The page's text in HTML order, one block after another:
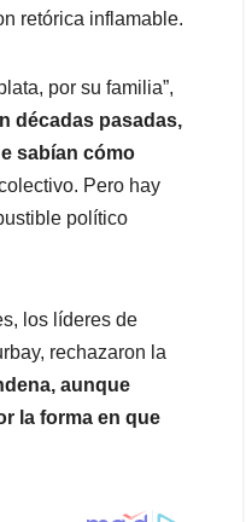
retórica inflamable.
por su familia”,
décadas pasadas,
sabían cómo
Pero hay
político
los líderes de
rechazaron la
aunque
la forma en que